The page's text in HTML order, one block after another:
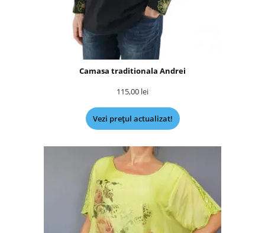
Camasa traditionala Andrei
115,00 lei
Vezi prețul actualizat!